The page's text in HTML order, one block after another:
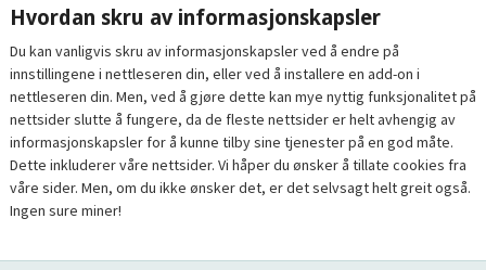
Hvordan skru av informasjonskapsler
Du kan vanligvis skru av informasjonskapsler ved å endre på
innstillingene i nettleseren din, eller ved å installere en add-on i
nettleseren din. Men, ved å gjøre dette kan mye nyttig funksjonalitet på
nettsider slutte å fungere, da de fleste nettsider er helt avhengig av
informasjonskapsler for å kunne tilby sine tjenester på en god måte.
Dette inkluderer våre nettsider. Vi håper du ønsker å tillate cookies fra
våre sider. Men, om du ikke ønsker det, er det selvsagt helt greit også.
Ingen sure miner!